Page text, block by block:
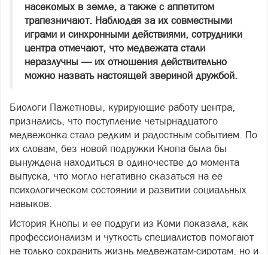
насекомых в земле, а также с аппетитом
трапезничают. Наблюдая за их совместными
играми и синхронными действиями, сотрудники
центра отмечают, что медвежата стали
неразлучны — их отношения действительно
можно назвать настоящей звериной дружбой.
Биологи Пажетновы, курирующие работу центра,
признались, что поступление четырнадцатого
медвежонка стало редким и радостным событием. По
их словам, без новой подружки Кнопа была бы
вынуждена находиться в одиночестве до момента
выпуска, что могло негативно сказаться на ее
психологическом состоянии и развитии социальных
навыков.
История Кнопы и ее подруги из Коми показала, как
профессионализм и чуткость специалистов помогают
не только сохранить жизнь медвежатам‑сиротам, но и